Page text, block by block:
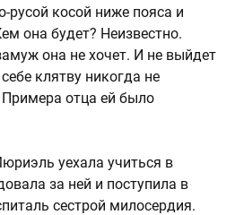
русой косой ниже пояса и
она будет? Неизвестно.
она не хочет. И не выйдет
клятву никогда не
отца ей было
уехала учиться в
за ней и поступила в
сестрой милосердия.